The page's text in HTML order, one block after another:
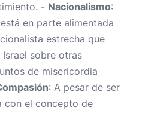
- Nacionalismo:
en parte alimentada
estrecha que
sobre otras
de misericordia
: A pesar de ser
con el concepto de